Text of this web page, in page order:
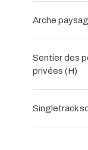
Arche
Sentier des
privées (H)
Singletrack